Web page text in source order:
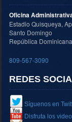
Oficina
Estadio Quisqueya,
Santo Domingo
República Dominicana
809-567-3090
REDES
Síguenos en
Disfruta los